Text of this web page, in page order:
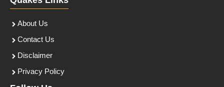
About Us
Contact Us
Disclaimer
Privacy Policy